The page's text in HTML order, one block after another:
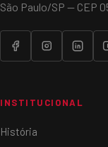
São Paulo/SP — CEP
INSTITUCIONAL
História